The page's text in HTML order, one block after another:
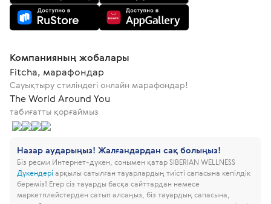
Компанияның жобалары
Fitcha, марафондар
Сауықтыру стиліндегі онлайн марафондар!
The World Around You
табиғатты қорғаймыз
Назар аударыңыз! Жалғандардан сақ болыңыз!
Біз ресми Интернет-дүкен, сонымен қатар SIBERIAN WELLNESS
Дүкендері арқылы сатылған тауарлардың тиісті сапасына кепілдік
береміз! Егер сіз тауарды басқа сайттардан немесе
маркетплейстерден сатып алсаңыз, біз тауардың сапасына,